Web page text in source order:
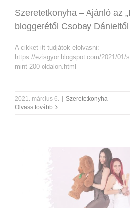
Szeretetkonyha – Ajánló az
bloggerétől Csobay Dánieltől
A cikket itt tudjátok elolvasni:
https://ezisgyor.blogspot.com/2021/01/
mint-200-oldalon.html
2021. március 6.
Szeretetkonyha
Olvass tovább